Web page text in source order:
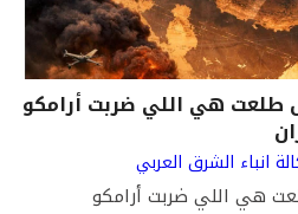
طلعت هي اللي ضربت أرامكو
انباء الشرق العربي
هي اللي ضربت أرامكو